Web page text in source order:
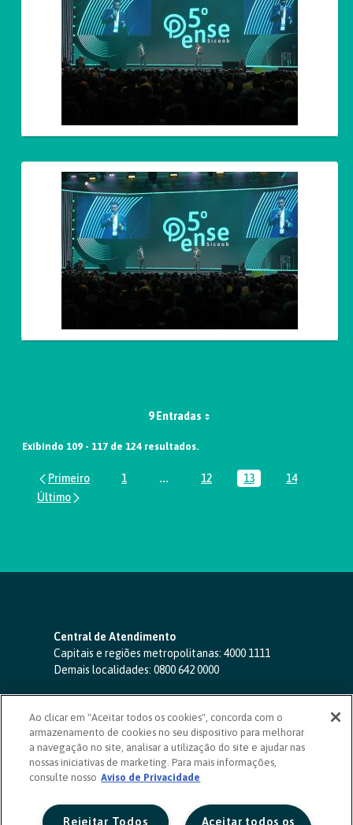
9 Entradas
Exibindo 109 - 117 de 124 resultados.
Página
1 ...Páginas intermediárias Usar ABA
Página
12 Página
13 Página
14
Central de Atendimento
Capitais e regiões metropolitanas: 4000 1111
Demais localidades: 0800 642 0000
SAC 24 horas-0800 724 4420
Ouvidoria
0800 725 0996
(de segunda a sexta, das 8h às 20h)
ouvidoriasicoob.com.br
Deficientes auditivos ou de fala
Ao clicar em "Aceitar todos os cookies", concorda com o
armazenamento de cookies no seu dispositivo para melhorar
a navegação no site, analisar a utilização do site e ajudar nas
nossas iniciativas de marketing. Para mais informações,
consulte nosso Aviso de Privacidade
Aceitar todos os
Rejeitar Todos